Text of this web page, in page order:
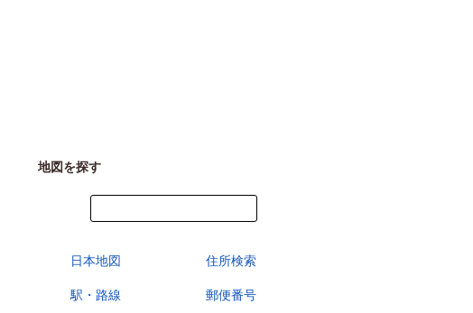
地図を探す
日本地図 住所検索
駅・路線 郵便番号